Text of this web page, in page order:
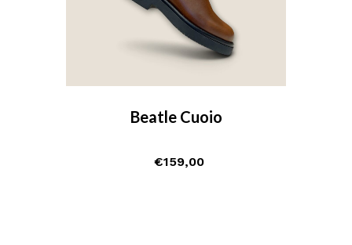
Beatle Cuoio
€159,00